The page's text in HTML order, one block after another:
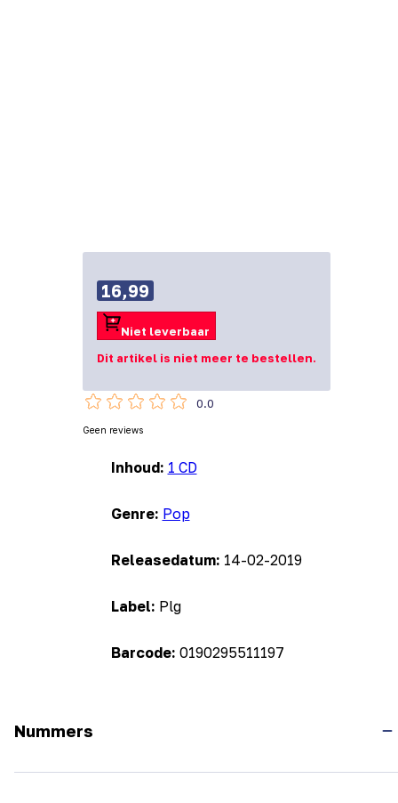
Inhoud: 1 CD
Genre: Pop
Releasedatum: 14-02-2019
Label: Plg
Barcode: 0190295511197
16,99
Niet leverbaar
Dit artikel is niet meer te bestellen.
0.0
Geen reviews
Nummers